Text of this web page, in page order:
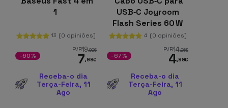
1
13 (0 opiniões)
PVR19,99€
7,99€
-60%
Receba-o dia
Terça-Feira, 11
Ago
USB‑C Joyroom
Flash Series 60 W
1 m, Branco
4 (0 opiniões)
PVR14,96€
4,99€
-67%
Receba-o dia
Terça-Feira, 11
Ago